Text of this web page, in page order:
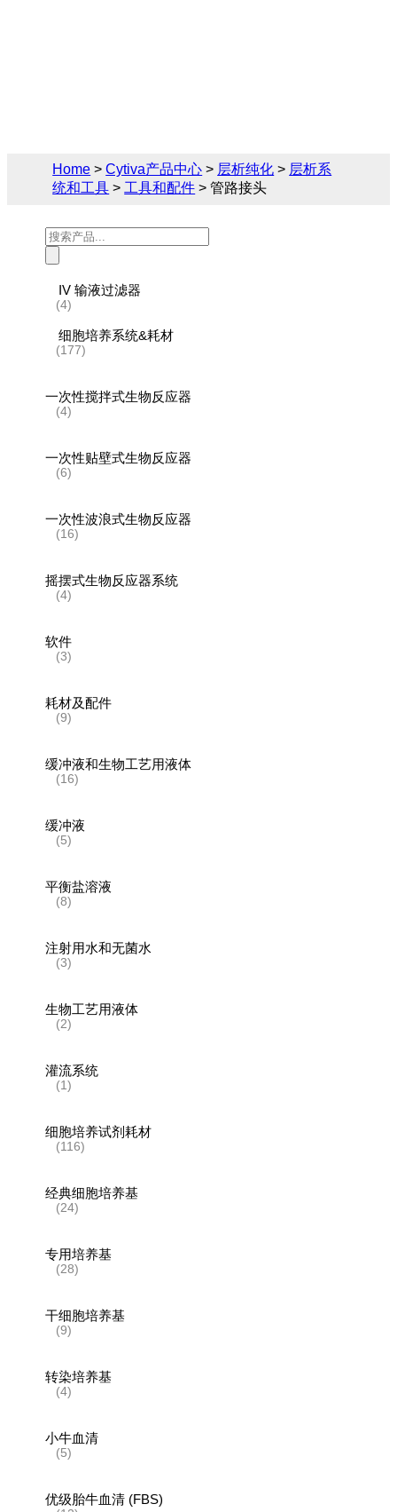
Home >Cytiva产品中心 > 层析纯化 > 层析系
统和工具 > 工具和配件 > 管路接头
Products
search
IV 输液过滤器
(4)
细胞培养系统&耗材
(177)
一次性搅拌式生物反应器
(4)
一次性贴壁式生物反应器
(6)
一次性波浪式生物反应器
(16)
摇摆式生物反应器系统
(4)
软件
(3)
耗材及配件
(9)
缓冲液和生物工艺用液体
(16)
缓冲液
(5)
平衡盐溶液
(8)
注射用水和无菌水
(3)
生物工艺用液体
(2)
灌流系统
(1)
细胞培养试剂耗材
(116)
经典细胞培养基
(24)
专用培养基
(28)
干细胞培养基
(9)
转染培养基
(4)
小牛血清
(5)
优级胎牛血清 (FBS)